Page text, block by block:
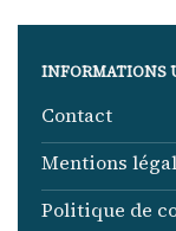
INFORMATIONS
Contact
Mentions
Politique de